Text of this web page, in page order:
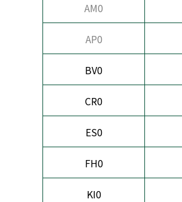
AM0
AP0
BV0
CR0
ES0
FH0
KI0